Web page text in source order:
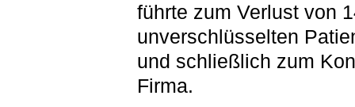
führte zum Verlust von
unverschlüsselten
und schließlich zum
Firma.